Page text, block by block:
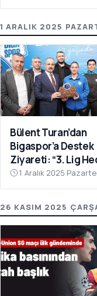
1 ARALIK 2025
Bülent Turan’dan
Bigaspor’a Destek
Ziyareti: “3. Lig
Çok Yakın”
1 Aralık 2025
26 KASIM 2025